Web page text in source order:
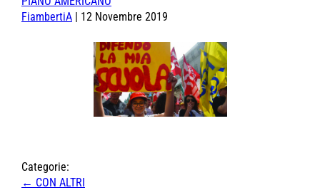
FiambertiA | 12 Novembre 2019
Categorie:
Navigazione
← CON ALTRI